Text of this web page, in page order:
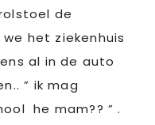
de
het ziekenhuis
al in de auto
” ik mag
he mam?? ” .